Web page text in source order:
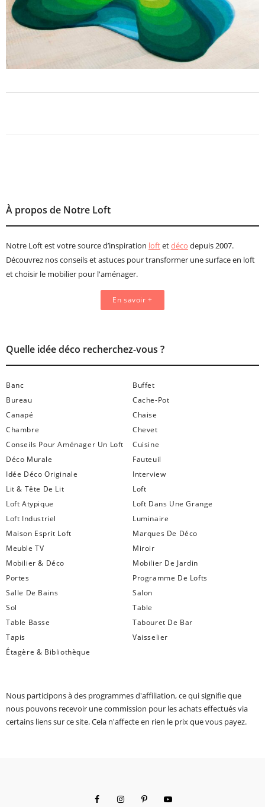
À propos de Notre Loft
Notre Loft est votre source d’inspiration loftetdéco depuis 2007.
Découvrez nos conseils et astuces pour transformer une surface en loft
et choisir le mobilier pour l'aménager.
En savoir +
Quelle idée déco recherchez-vous ?
Banc
Buffet
Bureau
Cache-Pot
Canapé
Chaise
Chambre
Chevet
Conseils Pour Aménager Un Loft
Cuisine
Déco Murale
Fauteuil
Idée Déco Originale
Interview
Lit & Tête De Lit
Loft
Loft Atypique
Loft Dans Une Grange
Loft Industriel
Luminaire
Maison Esprit Loft
Marques De Déco
Meuble TV
Miroir
Mobilier & Déco
Mobilier De Jardin
Portes
Programme De Lofts
Salle De Bains
Salon
Sol
Table
Table Basse
Tabouret De Bar
Tapis
Vaisselier
Étagère & Bibliothèque
Nous participons à des programmes d'affiliation, ce qui signifie que
nous pouvons recevoir une commission pour les achats effectués via
certains liens sur ce site. Cela n'affecte en rien le prix que vous payez.